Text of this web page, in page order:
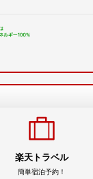
楽天トラベル
簡単宿泊予約！